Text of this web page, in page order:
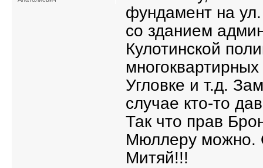
фундамент на
со зданием
Кулотинской
Угловке и т.д.
случае кто-то
Так что прав
Мюллеру можно.
Митяй!!!